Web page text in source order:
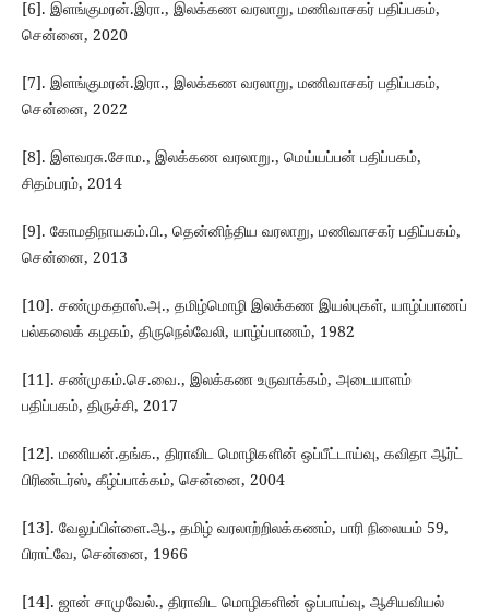
[6]. இளங்குமரன்.இரா., இலக்கண வரலாறு, மணிவாசகர் பதிப்பகம்,
சென்னை, 2020
[7]. இளங்குமரன்.இரா., இலக்கண வரலாறு, மணிவாசகர் பதிப்பகம்,
சென்னை, 2022
[8]. இளவரசு.சோம., இலக்கண வரலாறு., மெய்யப்பன் பதிப்பகம்,
சிதம்பரம், 2014
[9]. கோமதிநாயகம்.பி., தென்னிந்திய வரலாறு, மணிவாசகர் பதிப்பகம்,
சென்னை, 2013
[10]. சண்முகதாஸ்.அ., தமிழ்மொழி இலக்கண இயல்புகள், யாழ்ப்பாணப்
பல்கலைக் கழகம், திருநெல்வேலி, யாழ்ப்பாணம், 1982
[11]. சண்முகம்.செ.வை., இலக்கண உருவாக்கம், அடையாளம்
பதிப்பகம், திருச்சி, 2017
[12]. மணியன்.தங்க., திராவிட மொழிகளின் ஒப்பீட்டாய்வு, கவிதா ஆர்ட்
பிரிண்டர்ஸ், கீழ்ப்பாக்கம், சென்னை, 2004
[13]. வேலுப்பிள்ளை.ஆ., தமிழ் வரலாற்றிலக்கணம், பாரி நிலையம் 59,
பிராட்வே, சென்னை, 1966
[14]. ஜான் சாமுவேல்., திராவிட மொழிகளின் ஒப்பாய்வு, ஆசியவியல்